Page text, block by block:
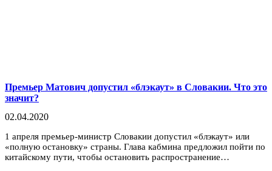
Премьер Матович допустил «блэкаут» в Словакии. Что это
значит?
02.04.2020
1 апреля премьер-министр Словакии допустил «блэкаут» или
«полную остановку» страны. Глава кабмина предложил пойти по
китайскому пути, чтобы остановить распространение…